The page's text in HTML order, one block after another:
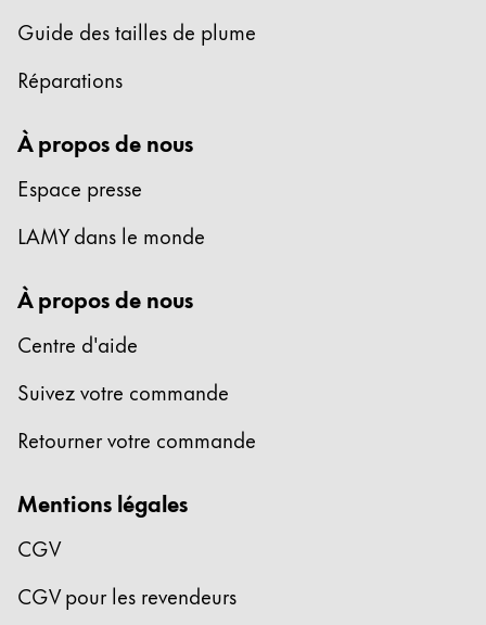
Guide des tailles de plume
Réparations
À propos de nous
Espace presse
LAMY dans le monde
À propos de nous
Centre d'aide
Suivez votre commande
Retourner votre commande
Mentions légales
CGV
CGV pour les revendeurs